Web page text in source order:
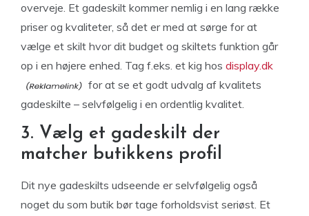
overveje. Et gadeskilt kommer nemlig i en lang række
priser og kvaliteter, så det er med at sørge for at
vælge et skilt hvor dit budget og skiltets funktion går
op i en højere enhed. Tag f.eks. et kig hos display.dk
for at se et godt udvalg af kvalitets
gadeskilte – selvfølgelig i en ordentlig kvalitet.
3. Vælg et gadeskilt der
matcher butikkens profil
Dit nye gadeskilts udseende er selvfølgelig også
noget du som butik bør tage forholdsvist seriøst. Et